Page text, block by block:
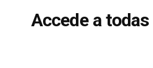
Accede a